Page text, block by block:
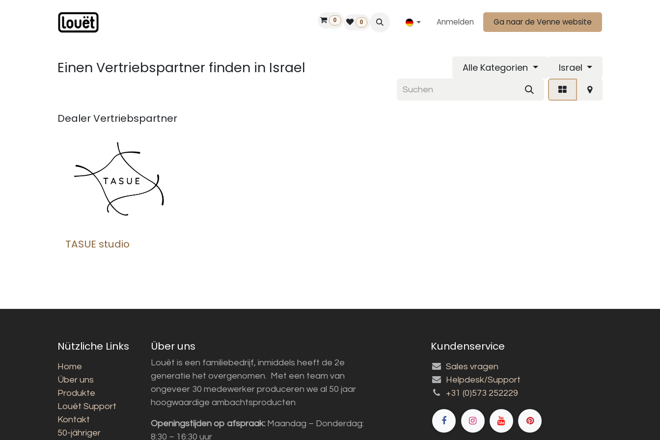
Finde einen Händler
0 0 Anmelden Ga naar de Venne website
Einen Vertriebspartner finden in Israel Alle Kategorien Israel
DealerVertriebspartner
TASUE studio
Nützliche Links
Home
Über uns
Produkte
Louët Support
Kontakt
50-jähriger
Über uns
Louët is een familiebedrijf, inmiddels heeft de 2e
generatie het overgenomen. Met een team van
ongeveer 30 medewerker produceren we al 50 jaar
hoogwaardige ambachtsproducten
Openingstijden op afspraak: Maandag – Donderdag:
8:30 – 16:30 uur
Kundenservice
Sales vragen
Helpdesk/Support
+31 (0)573 252229